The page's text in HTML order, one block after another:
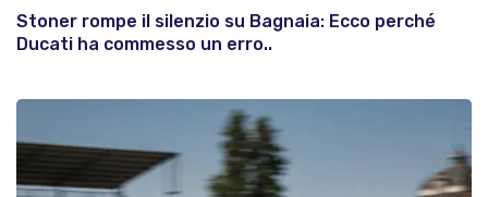
Stoner rompe il silenzio su Bagnaia: Ecco perché
Ducati ha commesso un erro..